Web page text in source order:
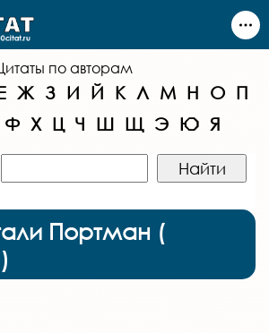
по авторам
Ж З И Й К Л М Н О П
Ф Х Ц Ч Ш Щ Э Ю Я
Портман (